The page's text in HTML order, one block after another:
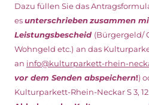
Dazu füllen Sie das
esunterschriebenzusammen
Leistungsbescheid (Bürgergeld/
Wohngeld etc.) an das
an info@kulturparkett-rhein-
vor dem Senden abspeichern!)
Kulturparkett-Rhein-Neckar S 3,